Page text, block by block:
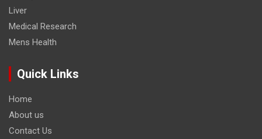
Liver
Medical Research
Mens Health
Quick Links
Home
About us
Contact Us